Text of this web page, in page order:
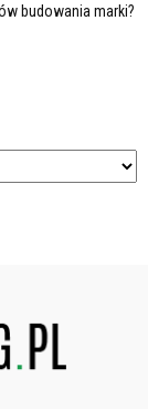
budowania marki?